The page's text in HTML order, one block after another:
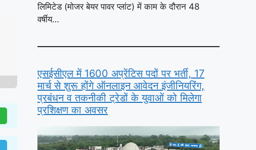
लिमिटेड (मोजर बेयर पावर प्लांट) में काम के दौरान 48
वर्षीय…
एसईसीएल में 1600 अप्रेंटिस पदों पर भर्ती, 17
मार्च से शुरू होंगे ऑनलाइन आवेदन इंजीनियरिंग,
प्रबंधन व तकनीकी ट्रेडों के युवाओं को मिलेगा
प्रशिक्षण का अवसर